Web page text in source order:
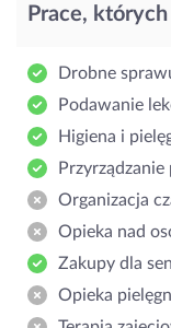
Prace,
Drobne
Podawanie
Higiena i
Przyrządzanie
Organizacja
Opieka nad
Zakupy dla
Opieka